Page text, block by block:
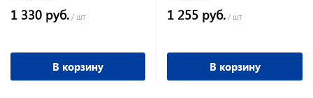
1 330 руб. / шт
В корзину
1 255 руб. / шт
В корзину